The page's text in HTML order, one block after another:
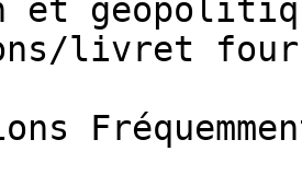
et
livret